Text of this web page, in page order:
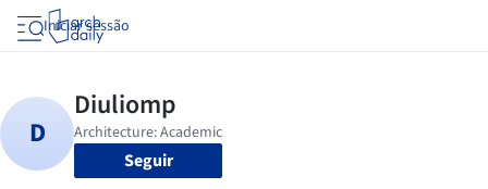
Iniciar sessão
Seguir